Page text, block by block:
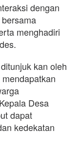
dengan
menghadiri
kan oleh
Desa
dapat
kedekatan